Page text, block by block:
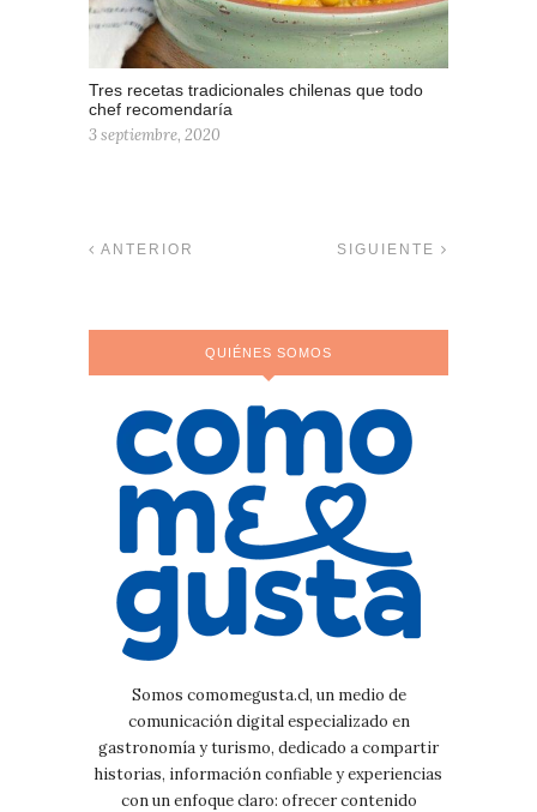
Tres recetas tradicionales chilenas que todo
chef recomendaría
3 septiembre, 2020
ANTERIOR SIGUIENTE
QUIÉNES SOMOS
Somos comomegusta.cl, un medio de
comunicación digital especializado en
gastronomía y turismo, dedicado a compartir
historias, información confiable y experiencias
con un enfoque claro: ofrecer contenido